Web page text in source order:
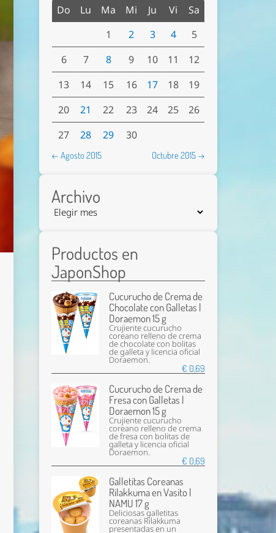
Do Lu Ma Mi Ju Vi
Sa
1
2 3 4
5
6
7 8 9 10 11
12
13
14 15 16 17 18
19
20
21 22 23 24 25
26
27
28 29 30
← Agosto 2015 Octubre 2015 →
Archivo
Productos en
JaponShop
Cucurucho de Crema de
Chocolate con Galletas |
Doraemon 15 g
Crujiente cucurucho
coreano relleno de crema
de chocolate con bolitas
de galleta y licencia oficial
Doraemon.
€ 0,69
Cucurucho de Crema de
Fresa con Galletas |
Doraemon 15 g
Crujiente cucurucho
coreano relleno de crema
de fresa con bolitas de
galleta y licencia oficial
Doraemon.
€ 0,69
Galletitas Coreanas
Rilakkuma en Vasito |
NAMU 17 g
Deliciosas galletitas
coreanas Rilakkuma
presentadas en un